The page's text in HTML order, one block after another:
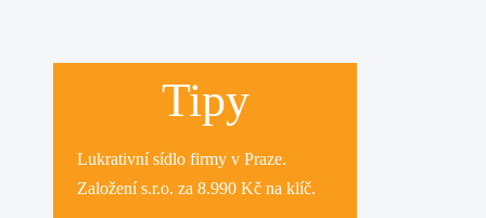
Tipy
Lukrativnísídlo firmy v Praze.
Založení s.r.o. za 8.990 Kč na klíč.